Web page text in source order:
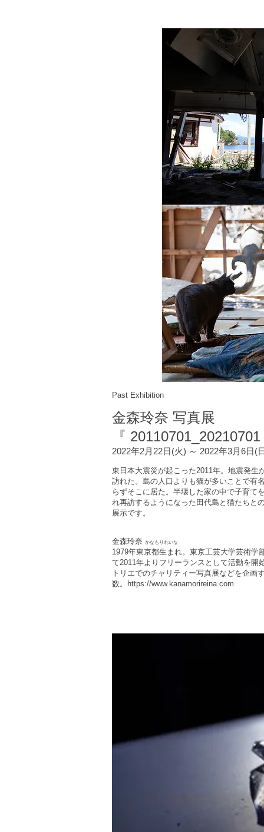
Past Exhibition
金森玲奈 写真展
『
2022年2月22日(火) ～ 2022年3月6日(
東日本大震災が起こった2011年。地震発生
訪れた。島の人口よりも猫が多いことで有
らずそこに居た。半壊した家の中で子育て
れ再訪するようになった田代島と猫たちと
展示です。
金森玲奈 かなもりれいな
1979年東京都生まれ。東京工芸大学芸術
て2011年よりフリーランスとして活動を開
トリエでのチャリティー写真展などを企画
数。
https://www.kanamorireina.com